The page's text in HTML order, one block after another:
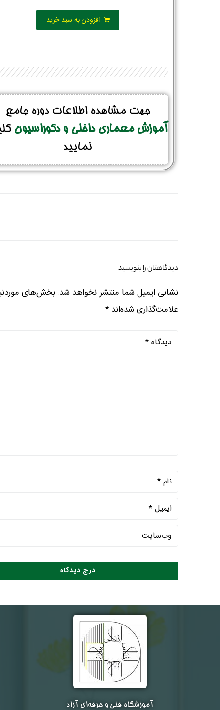
افزودن به سبد خرید
جهت مشاهده اطلاعات دوره جامع
آموزش معماری داخلی و دکوراسیون
نمایید
دیدگاهتان را بنویسید
نشانی ایمیل شما منتشر نخواهد شد. بخش‌های
علامت‌گذاری شده‌اند *
آموزشگاه فنی و حرفه‌ای آزاد